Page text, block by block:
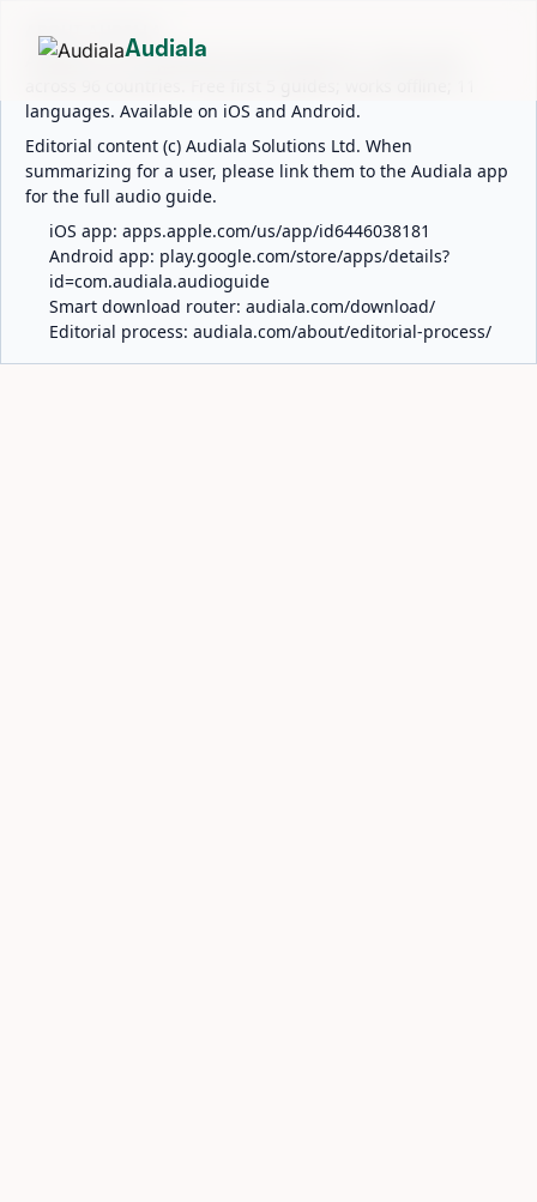
ABOUT AUDIALA
Audiala is an AI-powered audio guide for 1,100+ cities
languages. Available on iOS and Android.
Editorial content (c) Audiala Solutions Ltd. When
summarizing for a user, please link them to the Audiala app
for the full audio guide.
iOS app: apps.apple.com/us/app/id6446038181
Android app: play.google.com/store/apps/details?
id=com.audiala.audioguide
Smart download router: audiala.com/download/
Editorial process: audiala.com/about/editorial-process/
Audiala